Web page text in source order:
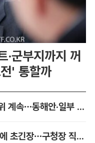
군부지까지 꺼
' 통할까
[오늘의 날씨] 전국 낮 35도 무더위 계속…동해안·일부 지역 비
쪽방촌·1인가구 밀집 자치구 폭염에 초긴장…구청장 직접 챙긴다